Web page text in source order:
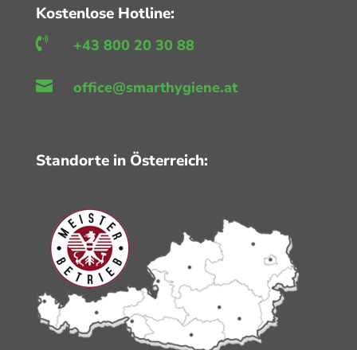
Kostenlose Hotline:
 +43 800 20 30 88
 office@smarthygiene.at
Standorte in Österreich: